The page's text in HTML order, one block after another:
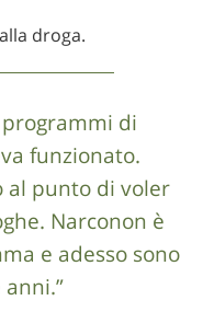
droga.
di
funzionato.
al punto di voler
Narconon è
e adesso sono
anni.”